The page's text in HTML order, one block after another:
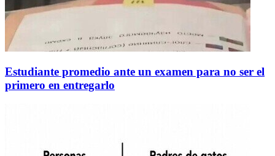
Estudiante promedio ante un examen para no ser el
primero en entregarlo